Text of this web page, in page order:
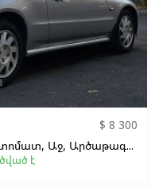
$ 8 300
Աջ, Արծաթագույն
է